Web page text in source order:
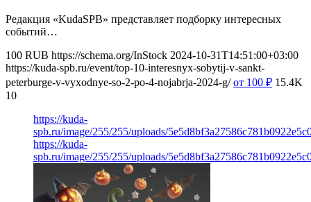
Редакция «KudaSPB» представляет подборку интересных
событий…
100 RUB https://schema.org/InStock 2024-10-31T14:51:00+03:00
https://kuda-spb.ru/event/top-10-interesnyx-sobytij-v-sankt-
peterburge-v-vyxodnye-so-2-po-4-nojabrja-2024-g/ от 100 ₽ 15.4K
10
https://kuda-
spb.ru/image/255/255/uploads/
https://kuda-
spb.ru/image/255/255/uploads/